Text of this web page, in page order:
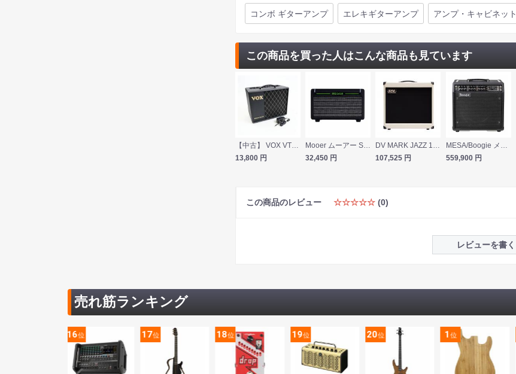
コンボ ギターアンプ エレキギターアンプ アンプ・キャビネット
この商品を買った人はこんな商品も見ています
【中古】 VOX VT20X ギターアンプ コンボ 20W
13,800 円
Mooer ムーアー SD10i Black ギターアンプ コンボアンプ デジタルモデリングアンプ ブラック
32,450 円
DV MARK JAZZ 12 ギターコンボアンプ
107,525 円
MESA/Boogie メサブギー Mark VII 1x12 Combo ギターコンボアンプ
559,900 円
この商品のレビュー ☆☆☆☆☆ (0)
レビューを書く
売れ筋ランキング
16位 17位 18位 19位 20位 1位